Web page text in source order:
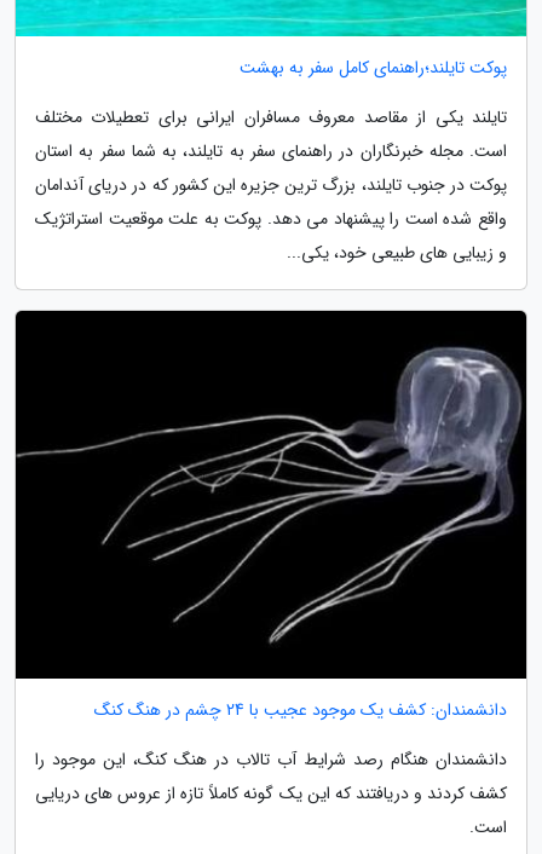
پوکت تایلند؛راهنمای کامل سفر به بهشت
تایلند یکی از مقاصد معروف مسافران ایرانی برای تعطیلات مختلف
است. مجله خبرنگاران در راهنمای سفر به تایلند، به شما سفر به استان
پوکت در جنوب تایلند، بزرگ ترین جزیره این کشور که در دریای آندامان
واقع شده است را پیشنهاد می دهد. پوکت به علت موقعیت استراتژیک
و زیبایی های طبیعی خود، یکی...
دانشمندان: کشف یک موجود عجیب با 24 چشم در هنگ کنگ
دانشمندان هنگام رصد شرایط آب تالاب در هنگ کنگ، این موجود را
کشف کردند و دریافتند که این یک گونه کاملاً تازه از عروس های دریایی
است.